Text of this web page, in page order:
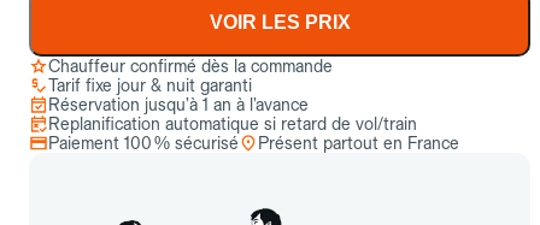
VOIR LES PRIX
Chauffeur confirmé dès la commande
Tarif fixe jour & nuit garanti
Réservation jusqu’à 1 an à l’avance
Replanification automatique si retard de vol/train
Paiement 100 % sécurisé
Présent partout en France